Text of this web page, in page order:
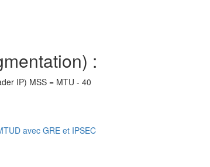
:
IP) MSS = MTU - 40
avec GRE et IPSEC